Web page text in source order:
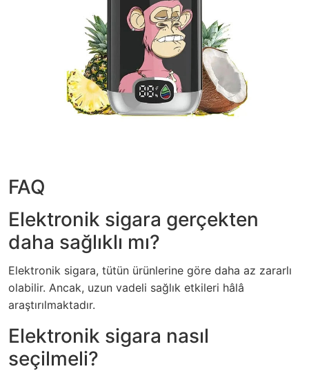
FAQ
Elektronik sigara gerçekten
daha sağlıklı mı?
Elektronik sigara, tütün ürünlerine göre daha az zararlı
olabilir. Ancak, uzun vadeli sağlık etkileri hâlâ
araştırılmaktadır.
Elektronik sigara nasıl
seçilmeli?